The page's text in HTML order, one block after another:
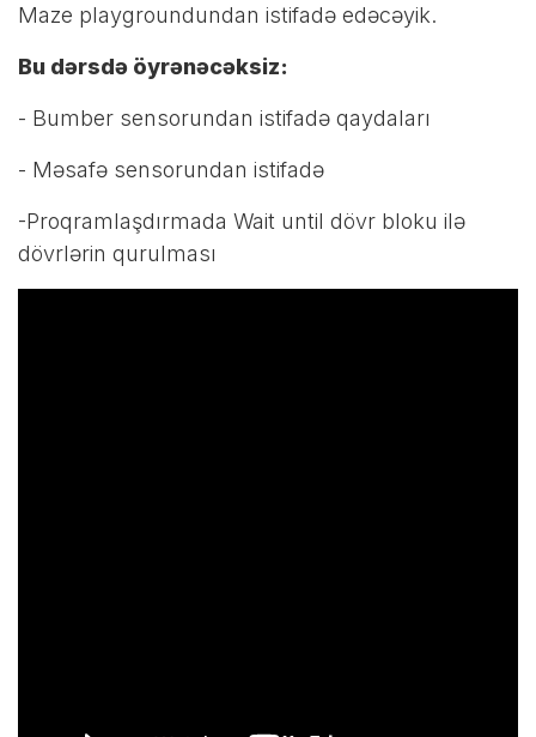
Maze playgroundundan istifadə edəcəyik.
Bu dərsdə öyrənəcəksiz:
- Bumber sensorundan istifadə qaydaları
- Məsafə sensorundan istifadə
-Proqramlaşdırmada Wait until dövr bloku ilə
dövrlərin qurulması